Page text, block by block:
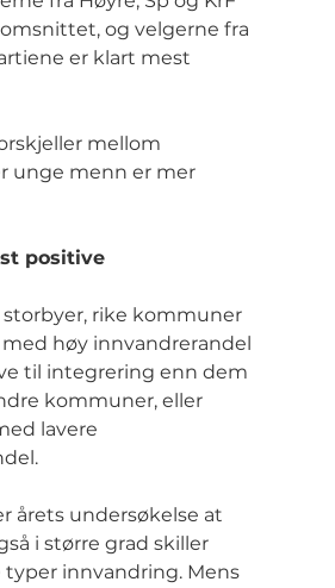
og velgerne fra
er klart mest
mellom
unge menn er mer
positive
rike kommuner
høy innvandrerandel
til integrering enn dem
kommuner, eller
lavere
årets undersøkelse at
i større grad skiller
innvandring. Mens